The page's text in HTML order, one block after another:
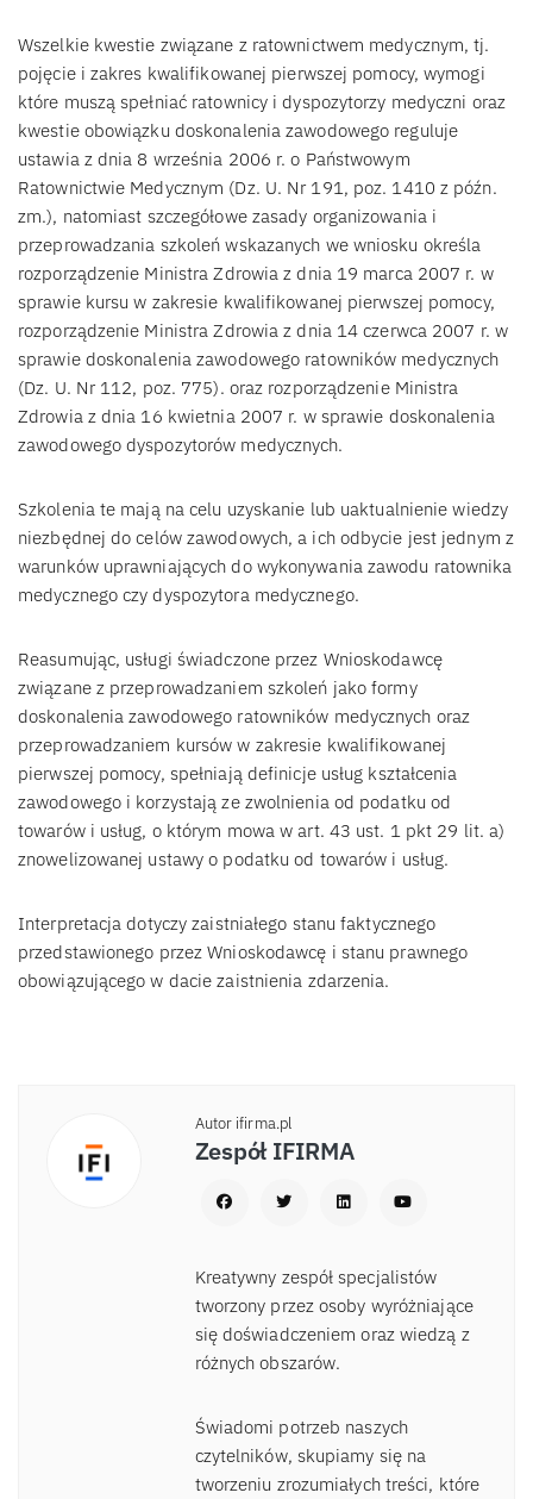
Wszelkie kwestie związane z ratownictwem medycznym, tj.
pojęcie i zakres kwalifikowanej pierwszej pomocy, wymogi
które muszą spełniać ratownicy i dyspozytorzy medyczni oraz
kwestie obowiązku doskonalenia zawodowego reguluje
ustawia z dnia 8 września 2006 r. o Państwowym
Ratownictwie Medycznym (Dz. U. Nr 191, poz. 1410 z późn.
zm.), natomiast szczegółowe zasady organizowania i
przeprowadzania szkoleń wskazanych we wniosku określa
rozporządzenie Ministra Zdrowia z dnia 19 marca 2007 r. w
sprawie kursu w zakresie kwalifikowanej pierwszej pomocy,
rozporządzenie Ministra Zdrowia z dnia 14 czerwca 2007 r. w
sprawie doskonalenia zawodowego ratowników medycznych
(Dz. U. Nr 112, poz. 775). oraz rozporządzenie Ministra
Zdrowia z dnia 16 kwietnia 2007 r. w sprawie doskonalenia
zawodowego dyspozytorów medycznych.
Szkolenia te mają na celu uzyskanie lub uaktualnienie wiedzy
niezbędnej do celów zawodowych, a ich odbycie jest jednym z
warunków uprawniających do wykonywania zawodu ratownika
medycznego czy dyspozytora medycznego.
Reasumując, usługi świadczone przez Wnioskodawcę
związane z przeprowadzaniem szkoleń jako formy
doskonalenia zawodowego ratowników medycznych oraz
przeprowadzaniem kursów w zakresie kwalifikowanej
pierwszej pomocy, spełniają definicje usług kształcenia
zawodowego i korzystają ze zwolnienia od podatku od
towarów i usług, o którym mowa w art. 43 ust. 1 pkt 29 lit. a)
znowelizowanej ustawy o podatku od towarów i usług.
Interpretacja dotyczy zaistniałego stanu faktycznego
przedstawionego przez Wnioskodawcę i stanu prawnego
obowiązującego w dacie zaistnienia zdarzenia.
Autor ifirma.pl
Zespół IFIRMA
Kreatywny zespół specjalistów
tworzony przez osoby wyróżniające
się doświadczeniem oraz wiedzą z
różnych obszarów.
Świadomi potrzeb naszych
czytelników, skupiamy się na
tworzeniu zrozumiałych treści, które